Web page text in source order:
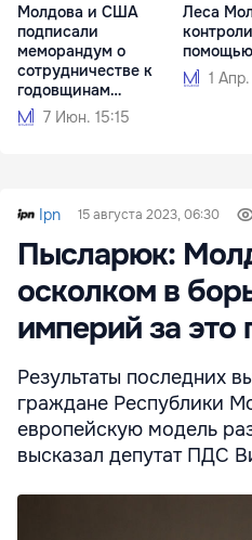
Молдова и США
подписали
меморандум о
сотрудничестве к
годовщинам
независимости
7 Июн. 15:15
Леса
1
Ipn 15 августа 2023, 06:30
Пысларюк:
осколком в
империй за это
Результаты последних
граждане Республики
европейскую модель
высказал депутат ПДС